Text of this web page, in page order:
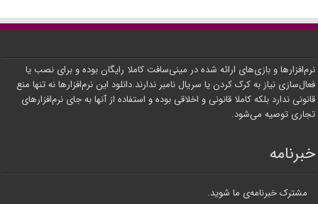
نرم‌افزارها و بازی‌های ارائه شده در مینی‌سافت کاملا رایگان بوده و برای نصب یا
فعال‌سازی نیاز به کرک کردن یا سریال نامبر ندارند.دانلود این نرم‌افزارها نه تنها منع
قانونی ندارد بلکه کاملا قانونی و اخلاقی بوده و استفاده از آنها به جای نرم‌افزارهای
تجاری توصیه می‌شود.
خبرنامه
مشترک خبرنامه‌ی ما شوید.